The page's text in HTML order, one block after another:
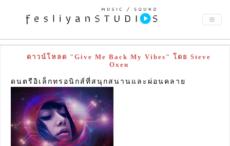
ดาวน์โหลด "Give Me Back My Vibes" โดย Steve
Oxen
ดนตรีอิเล็กทรอนิกส์ที่สนุกสนานและผ่อนคลาย